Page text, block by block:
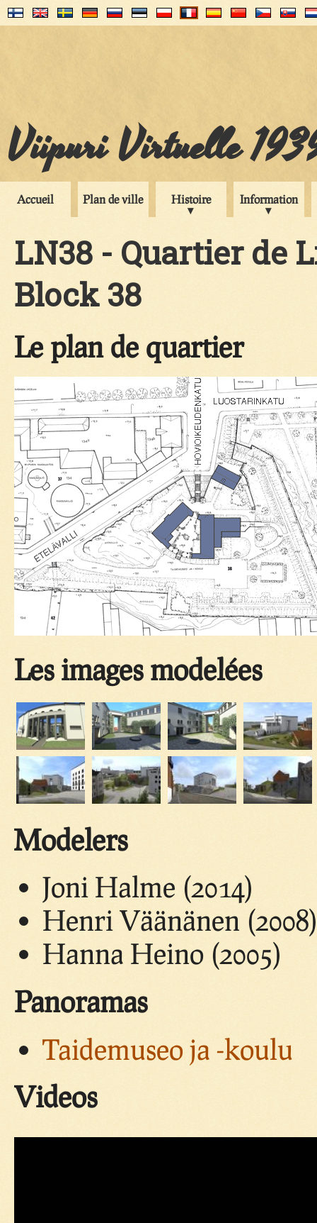
Viipuri Virtuelle
Accueil Plan de ville Histoire Information
LN38 - Quartier de
Block 38
Le plan de quartier
Les images modelées
Modelers
Joni Halme (2014)
Henri Väänänen
Hanna Heino (2005)
Panoramas
Taidemuseo ja -koulu
Videos